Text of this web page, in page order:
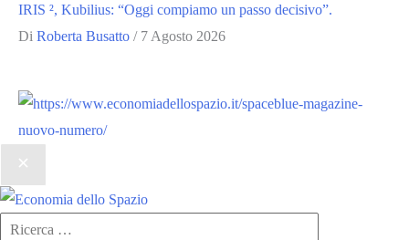
IRIS ², Kubilius: “Oggi compiamo un passo decisivo”.
Di Roberta Busatto / 7 Agosto 2026
Ricerca